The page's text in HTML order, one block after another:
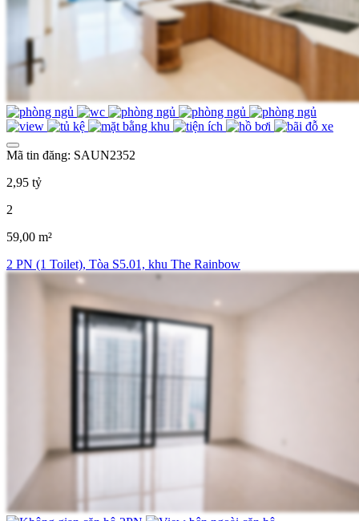
Mã tin đăng: SAUN2352
2,95 tỷ
2
59,00 m²
2 PN (1 Toilet), Tòa S5.01, khu The Rainbow